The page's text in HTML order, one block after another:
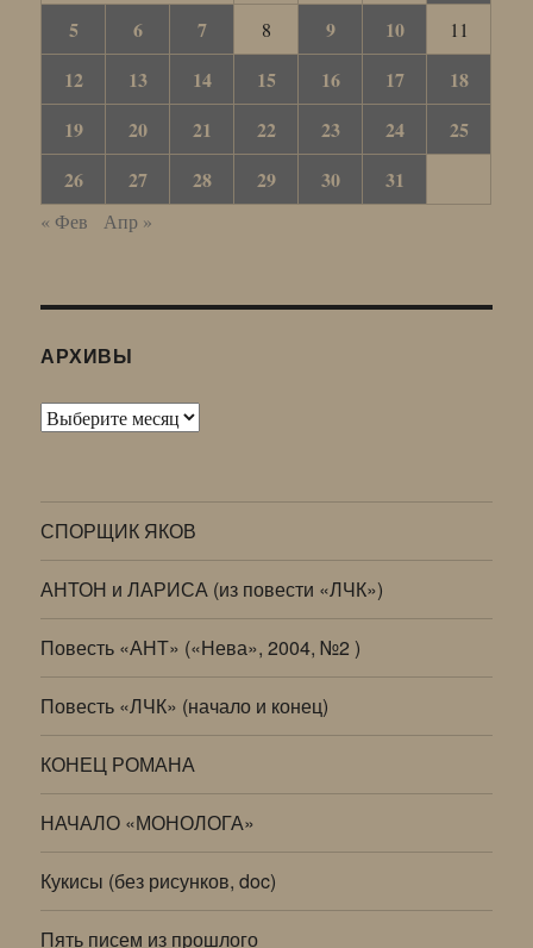
5 6 7 8 9 10 11
12 13 14 15 16 17
18
19
20 21 22 23 24
25
26
27 28 29 30 31
« Фев Апр »
АРХИВЫ
Архивы
СПОРЩИК ЯКОВ
АНТОН и ЛАРИСА (из повести «ЛЧК»)
Повесть «АНТ» («Нева», 2004, №2 )
Повесть «ЛЧК» (начало и конец)
КОНЕЦ РОМАНА
НАЧАЛО «МОНОЛОГА»
Кукисы (без рисунков, doc)
Пять писем из прошлого